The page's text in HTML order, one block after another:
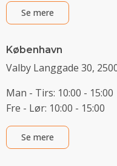
Se mere
København
Valby Langgade 30,
Man - Tirs: 10:00 - 15:00
Fre - Lør: 10:00 - 15:00
Se mere